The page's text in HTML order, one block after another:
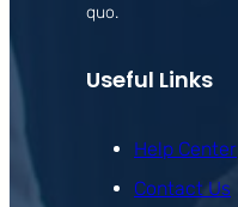
quo.
Useful Links
Help Center
Contact Us